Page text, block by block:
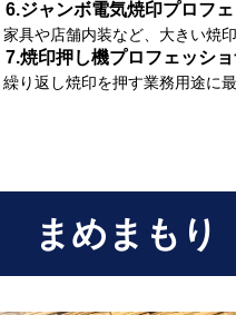
6.ジャンボ電気焼印プロフ
家具や店舗内装など、大きい焼
7.焼印押し機プロフェッシ
繰り返し焼印を押す業務用途に最
まめまもり